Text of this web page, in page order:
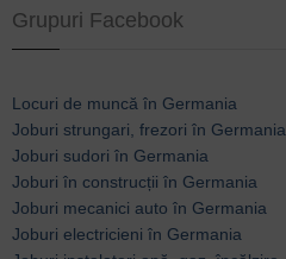
Grupuri Facebook
Locuri de muncă în Germania
Joburi strungari, frezori în Germania
Joburi sudori în Germania
Joburi în construcții în Germania
Joburi mecanici auto în Germania
Joburi electricieni în Germania